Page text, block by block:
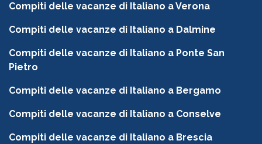
Compiti delle vacanze di Italiano a Verona
Compiti delle vacanze di Italiano a Dalmine
Compiti delle vacanze di Italiano a Ponte San
Pietro
Compiti delle vacanze di Italiano a Bergamo
Compiti delle vacanze di Italiano a Conselve
Compiti delle vacanze di Italiano a Brescia